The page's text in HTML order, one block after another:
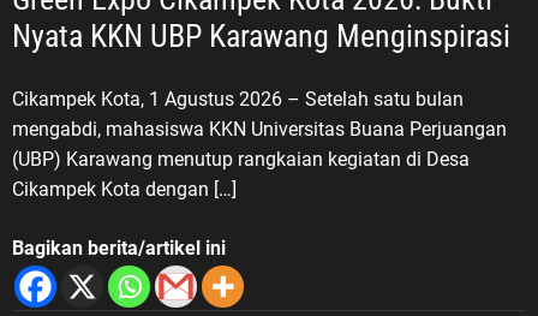
Nyata KKN UBP Karawang Menginspirasi
Cikampek Kota, 1 Agustus 2026 – Setelah satu bulan
mengabdi, mahasiswa KKN Universitas Buana Perjuangan
(UBP) Karawang menutup rangkaian kegiatan di Desa
Cikampek Kota dengan […]
Bagikan berita/artikel ini